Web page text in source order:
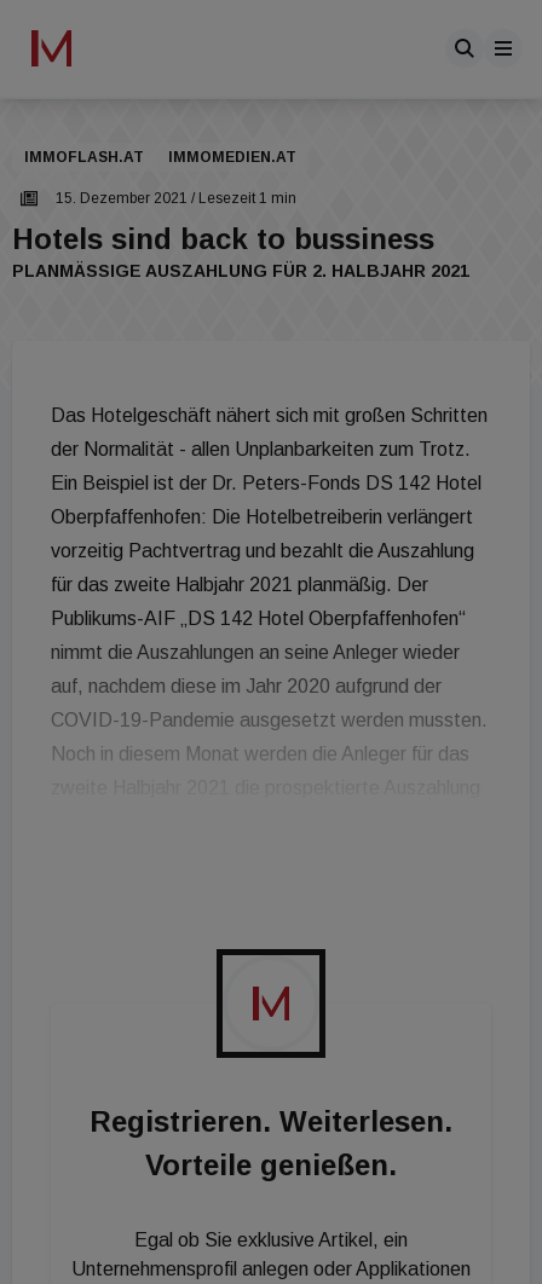
IMMOFLASH.AT IMMOMEDIEN.AT
15. Dezember 2021 / Lesezeit 1 min
Hotels sind back to bussiness
PLANMÄSSIGE AUSZAHLUNG FÜR 2. HALBJAHR 2021
Das Hotelgeschäft nähert sich mit großen Schritten
der Normalität - allen Unplanbarkeiten zum Trotz.
Ein Beispiel ist der Dr. Peters-Fonds DS 142 Hotel
Oberpfaffenhofen: Die Hotelbetreiberin verlängert
vorzeitig Pachtvertrag und bezahlt die Auszahlung
für das zweite Halbjahr 2021 planmäßig. Der
Publikums-AIF „DS 142 Hotel Oberpfaffenhofen“
nimmt die Auszahlungen an seine Anleger wieder
auf, nachdem diese im Jahr 2020 aufgrund der
COVID-19-Pandemie ausgesetzt werden mussten.
Noch in diesem Monat werden die Anleger für das
Es befindet sich in unmittelbarer Nachbarschaft zu
einem modernen Hightech-Zentrum und zum
Sonderflughafen Oberpfaffenhofen. Das 2018
eröffnete Hotel wird unter der Marke „Courtyard by
das einzige Marken- und Tagungshotel. Mit der
Hotelbetreiberin wurde zunächst ein Pachtvertrag
Verlängerungsoptionen über jeweils fünf Jahre
geschlossen. Infolge der Maßnahmen zur
Registrieren. Weiterlesen.
Vorteile genießen.
Egal ob Sie exklusive Artikel, ein
Unternehmensprofil anlegen oder Applikationen